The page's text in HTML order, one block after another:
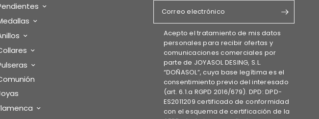
Correo electrónico
Acepto el tratamiento de mis datos
personales para recibir ofertas y
comunicaciones comerciales por
parte de JOYASOL DESING, S.L.
“DOÑASOL”, cuya base legítima es el
consentimiento previo del interesado
(art. 6.1.a RGPD 2016/679). DPD: DPD-
ES2011209 certificado de conformidad
con el esquema de certificación de la